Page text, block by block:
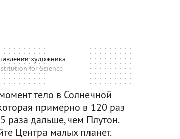
художника
for Science
тело в Солнечной
примерно в 120 раз
раза дальше, чем Плутон.
Центра малых планет.